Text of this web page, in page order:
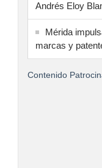
Andrés Eloy
Mérida
marcas y
Contenido